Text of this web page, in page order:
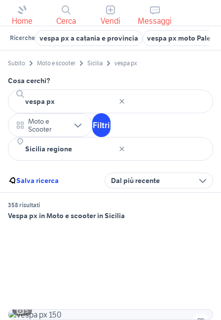
Home Cerca Vendi Messaggi
Ricerche vespa px a catania e provincia vespa px moto
Subito Moto e scooter Sicilia vespa px
Cosa cerchi?
Moto e
Scooter
Filtri
Salva ricerca Dal più recente
358 risultati
Vespa px in Moto e scooter in Sicilia
5